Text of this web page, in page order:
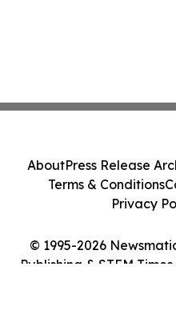
© 1995-2026
Publishing & STEM
AboutPress Release
Terms & Conditions
Privacy